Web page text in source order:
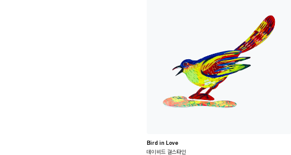
Bird in Love
데이비드 걸스타인